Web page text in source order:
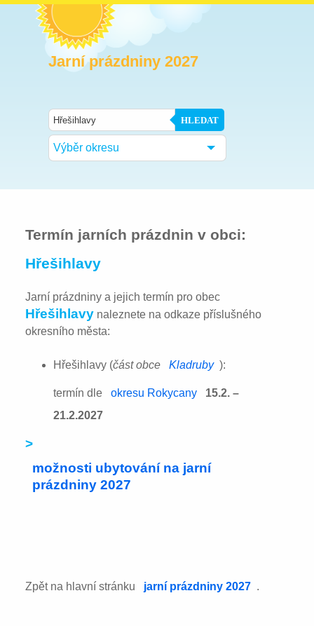
Jarní prázdniny 2027
HLEDAT
Výběr okresu
Termín jarních prázdnin v obci:
Hřešihlavy
Jarní prázdniny a jejich termín pro obec
Hřešihlavy naleznete na odkaze příslušného
okresního města:
Hřešihlavy (část obce Kladruby ):
termín dle okresu Rokycany
15.2. –
21.2.2027
>
možnosti ubytování na jarní
prázdniny 2027
Zpět na hlavní stránku jarní prázdniny 2027 .